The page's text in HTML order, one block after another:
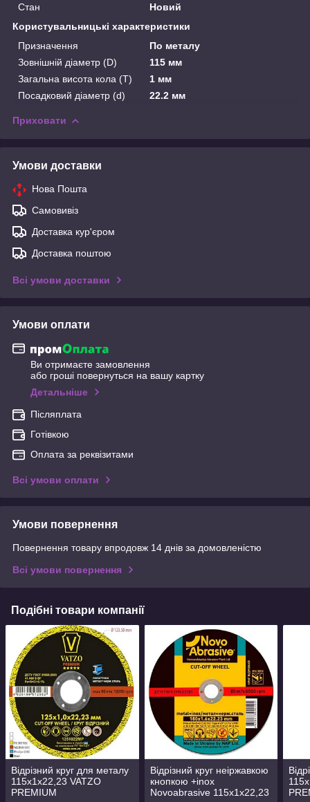
Стан
Новий
Користувальницькі характеристики
Призначення
По металу
Зовнішній діаметр (D)
115 мм
Загальна висота кола (T)
1 мм
Посадковий діаметр (d)
22.2 мм
Приховати
Умови доставки
Нова Пошта
Самовивіз
Доставка кур'єром
Доставка поштою
Всі умови доставки
Умови оплати
Ви отримаєте замовлення
або гроші повернуться на вашу картку
Детальніше
Післяплата
Готівкою
Оплата за реквізитами
Всі умови оплати
Умови повернення
Повернення товару впродовж 14 днів за домовленістю
Всі умови повернення
Подібні товари компанії
Відрізний круг для металу
115х1х22,23 VATZO
PREMIUM
Відрізний круг неіржавкою
кнопкою +inox
Novoabrasive 115x1x22,23